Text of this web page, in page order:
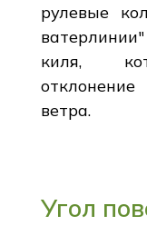
рулевые
киля,
ветра.
Угол